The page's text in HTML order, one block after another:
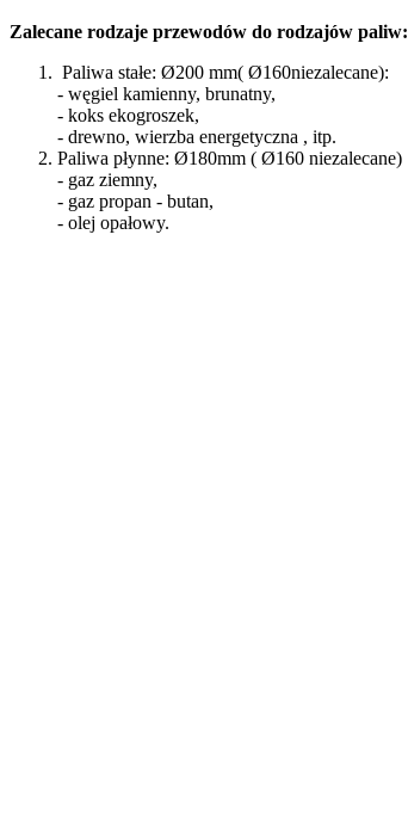
Zalecane rodzaje przewodów do rodzajów paliw:
Paliwa stałe: Ø200 mm( Ø160niezalecane):
- węgiel kamienny, brunatny,
- koks ekogroszek,
- drewno, wierzba energetyczna , itp.
Paliwa płynne: Ø180mm ( Ø160 niezalecane)
- gaz ziemny,
- gaz propan - butan,
- olej opałowy.